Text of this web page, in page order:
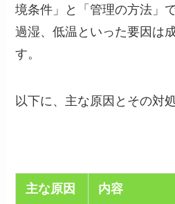
境条件」と「管理の方法」
過湿、低温といった要因は
す。
以下に、主な原因とその対
主な原因 内容